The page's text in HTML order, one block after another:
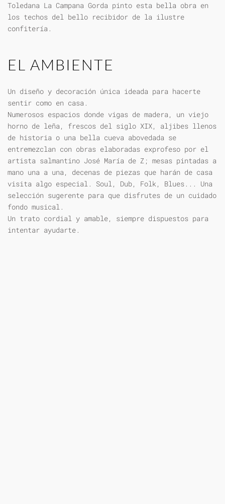
Toledana La Campana Gorda pinto esta bella obra en
los techos del bello recibidor de la ilustre
confitería.
EL AMBIENTE
Un diseño y decoración única ideada para hacerte
sentir como en casa.
Numerosos espacios donde vigas de madera, un viejo
horno de leña, frescos del siglo XIX, aljibes llenos
de historia o una bella cueva abovedada se
entremezclan con obras elaboradas exprofeso por el
artista salmantino José María de Z; mesas pintadas a
mano una a una, decenas de piezas que harán de casa
visita algo especial. Soul, Dub, Folk, Blues... Una
selección sugerente para que disfrutes de un cuidado
fondo musical.
Un trato cordial y amable, siempre dispuestos para
intentar ayudarte.